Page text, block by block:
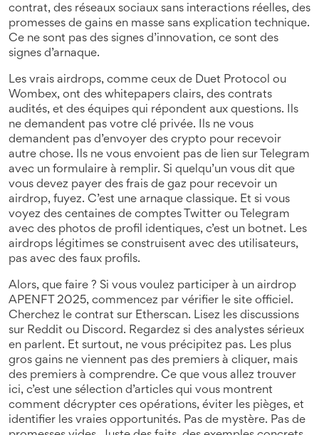
contrat, des réseaux sociaux sans interactions réelles, des
promesses de gains en masse sans explication technique.
Ce ne sont pas des signes d’innovation, ce sont des
signes d’arnaque.
Les vrais airdrops, comme ceux de Duet Protocol ou
Wombex, ont des whitepapers clairs, des contrats
audités, et des équipes qui répondent aux questions. Ils
ne demandent pas votre clé privée. Ils ne vous
demandent pas d’envoyer des crypto pour recevoir
autre chose. Ils ne vous envoient pas de lien sur Telegram
avec un formulaire à remplir. Si quelqu’un vous dit que
vous devez payer des frais de gaz pour recevoir un
airdrop, fuyez. C’est une arnaque classique. Et si vous
voyez des centaines de comptes Twitter ou Telegram
avec des photos de profil identiques, c’est un botnet. Les
airdrops légitimes se construisent avec des utilisateurs,
pas avec des faux profils.
Alors, que faire ? Si vous voulez participer à un airdrop
APENFT 2025, commencez par vérifier le site officiel.
Cherchez le contrat sur Etherscan. Lisez les discussions
sur Reddit ou Discord. Regardez si des analystes sérieux
en parlent. Et surtout, ne vous précipitez pas. Les plus
gros gains ne viennent pas des premiers à cliquer, mais
des premiers à comprendre. Ce que vous allez trouver
ici, c’est une sélection d’articles qui vous montrent
comment décrypter ces opérations, éviter les pièges, et
identifier les vraies opportunités. Pas de mystère. Pas de